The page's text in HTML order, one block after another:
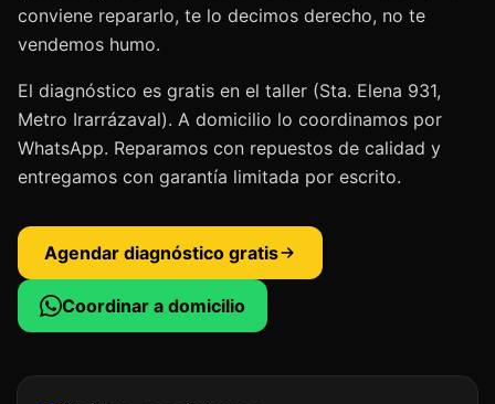
conviene repararlo, te lo decimos derecho, no te
vendemos humo.
El diagnóstico es gratis en el taller (Sta. Elena 931,
Metro Irarrázaval). A domicilio lo coordinamos por
WhatsApp. Reparamos con repuestos de calidad y
entregamos con garantía limitada por escrito.
Agendar diagnóstico gratis
Coordinar a domicilio